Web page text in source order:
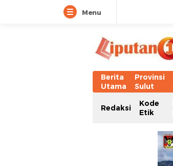
Menu
Berita
Utama
Provinsi
Sulut
Redaksi
Kode
Etik